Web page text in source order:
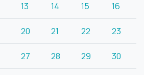
13 14 15 16
20 21 22 23
27 28 29 30